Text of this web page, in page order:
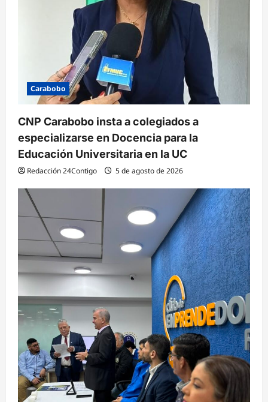
Carabobo
CNP Carabobo insta a colegiados a
especializarse en Docencia para la
Educación Universitaria en la UC
Redacción 24Contigo 5 de agosto de 2026